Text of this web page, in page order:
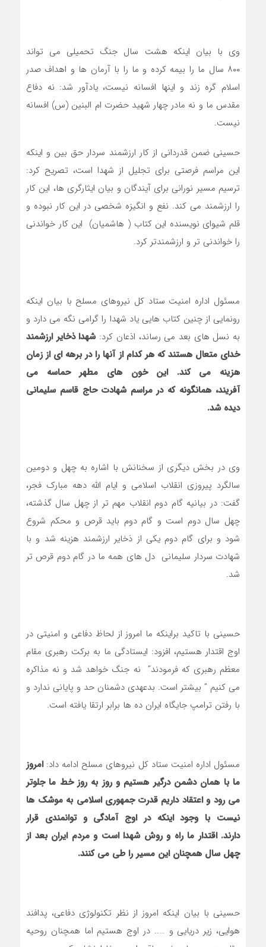
وی با بیان اینکه هشت سال جنگ تحمیلی می تواند
۸۰۰ سال ما را بیمه کرده و ما را با آرمان ها و اهداف صدر
اسلام گره زند و اینها افسانه نیست، یادآور شد: نه دفاع
مقدس ما و نه مادر چهار شهید حضرت ام البنین (س) افسانه
نیست.
حسینی ضمن قدردانی از کار ارزشمند سردار حق بین و اینکه
این مراسم فرصتی برای تجلیل از شهدا است، تصریح کرد:
ترسیم‌ مسیر نورانی برای آیندگان و بیان ایثارگری ها، این کار
را ارزشمند می کند. نفع و انگیزه شخصی در این کار نبوده و
قلم شیوای نویسنده این کتاب ( هاشمیان) این کار خواندنی
را خواندنی تر و ارزشمندتر کرد.
مسئول اداره امنیت ستاد کل نیروهای مسلح با بیان اینکه
رونمایی از چنین کتاب هایی یاد شهدا را گرامی نگه می دارد و
به نسل های بعد می رساند، اذعان کرد:شهدا ذخایر ارزشمند
خدای متعال هستند که هر کدام از آنها را در برهه ای از زمان
هزینه می کند. این خون های مطهر حماسه می
آفریند، همانگونه که در مراسم شهادت حاج قاسم سلیمانی
دیده شد.
وی در بخش دیگری از سخنانش با اشاره به چهل و دومین
سالگرد پیروزی انقلاب اسلامی و ایام الله دهه مبارک فجر،
گفت: در بیانیه گام دوم انقلاب مهم تر از چهل سال گذشته،
چهل سال دوم است و گام دوم باید قرص و محکم شروع
شود و برای گام دوم یکی از ذخایر ارزشمند هزینه شد و با
شهادت سردار سلیمانی دل های همه ما در گام دوم قرص تر
شد.
حسینی با تاکید براینکه ما امروز از لحاظ دفاعی و امنیتی در
اوج اقتدار هستیم، افزود: ایستادگی ما به برکت رهبری مقام
معظم رهبری که فرمودند” نه جنگ خواهد شد و نه مذاکره
می کنیم ” بیشتر است. بدعهدی دشمنان حد و پایانی ندارد و
با رفتن ترامپ جایگاه ایران ده ها برابر ارتقا یافته است.
مسئول اداره امنیت ستاد کل نیروهای مسلح ادامه داد:امروز
ما با همان دشمن درگیر هستیم و روز به روز خط ما جلوتر
می رود و اعتقاد داریم قدرت جمهوری اسلامی به موشک ها
نیست با وجود اینکه در اوج آمادگی و توانمندی قرار
دارند. اقتدار ما راه و روش شهدا است و مردم ایران بعد از
چهل سال همچنان این مسیر را طی می کنند.
حسینی با بیان اینکه امروز از نظر تکنولوژی دفاعی، پدافند
هوایی، زیر دریایی و ….. در اوج هستیم اما همچنان روحیه